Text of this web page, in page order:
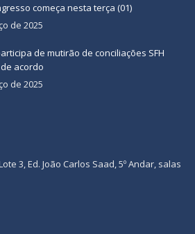
começa nesta terça (01)
de 2025
de mutirão de conciliações SFH
acordo
de 2025
3, Ed. João Carlos Saad, 5º Andar, salas